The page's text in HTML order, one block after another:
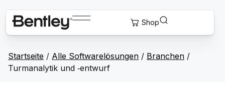
Startseite / Alle Softwarelösungen / Branchen /
Turmanalytik und ‑entwurf